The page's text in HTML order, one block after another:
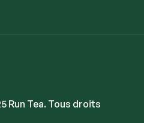
Run Tea. Tous droits